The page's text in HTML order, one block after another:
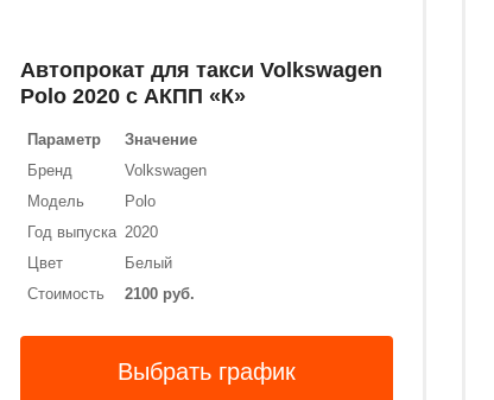
Автопрокат для такси Volkswagen
Polo 2020 с АКПП «К»
Параметр
Значение
Бренд
Volkswagen
Модель
Polo
Год выпуска 2020
Цвет
Белый
Стоимость
2100 руб.
Выбрать график